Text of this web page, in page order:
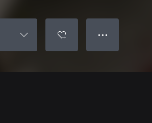
● ● ●